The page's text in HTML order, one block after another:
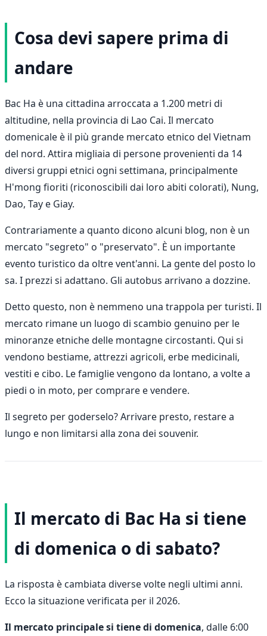
Cosa devi sapere prima di
andare
Bac Ha è una cittadina arroccata a 1.200 metri di
altitudine, nella provincia di Lao Cai. Il mercato
domenicale è il più grande mercato etnico del Vietnam
del nord. Attira migliaia di persone provenienti da 14
diversi gruppi etnici ogni settimana, principalmente
H'mong fioriti (riconoscibili dai loro abiti colorati), Nung,
Dao, Tay e Giay.
Contrariamente a quanto dicono alcuni blog, non è un
mercato "segreto" o "preservato". È un importante
evento turistico da oltre vent'anni. La gente del posto lo
sa. I prezzi si adattano. Gli autobus arrivano a dozzine.
Detto questo, non è nemmeno una trappola per turisti. Il
mercato rimane un luogo di scambio genuino per le
minoranze etniche delle montagne circostanti. Qui si
vendono bestiame, attrezzi agricoli, erbe medicinali,
vestiti e cibo. Le famiglie vengono da lontano, a volte a
piedi o in moto, per comprare e vendere.
Il segreto per goderselo? Arrivare presto, restare a
lungo e non limitarsi alla zona dei souvenir.
Il mercato di Bac Ha si tiene
di domenica o di sabato?
La risposta è cambiata diverse volte negli ultimi anni.
Ecco la situazione verificata per il 2026.
Il mercato principale si tiene di domenica, dalle 6:00